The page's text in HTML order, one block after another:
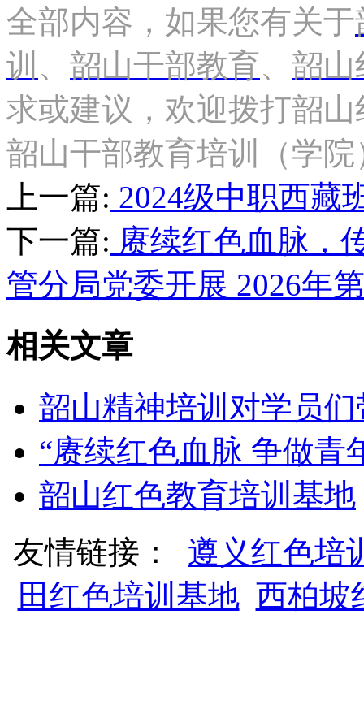
全部内容，如果您有关于
训 、 韶山干部教育、 韶山
求或建议，欢迎拨打韶
韶山干部教育培训（学
上一篇: 2024级中职西藏
下一篇: 赓续红色血脉
管分局党委开展 2026年
相关文章
韶山精神培训对学员
“赓续红色血脉 争做
韶山红色教育培训基地
友情链接： 遵义红色培
田红色培训基地 西柏坡